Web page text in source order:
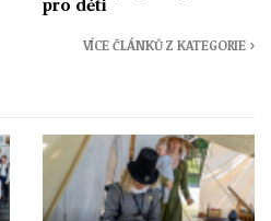
pro děti
VÍCE ČLÁNKŮ Z KATEGORIE ›